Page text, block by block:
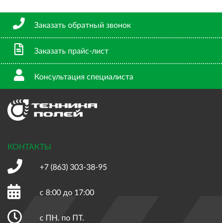
Заказать обратный звонок
Заказать прайс-лист
Консультация специалиста
КОНТАКТЫ
+7 (863) 303-38-95
с 8:00 до 17:00
с ПН. по ПТ.